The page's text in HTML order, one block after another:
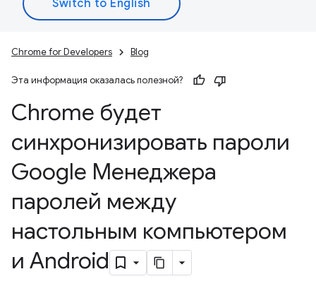
Chrome for Developers Blog
Эта информация оказалась полезной?
Chrome будет
синхронизировать пароли
Google Менеджера
паролей между
настольным компьютером
и Android